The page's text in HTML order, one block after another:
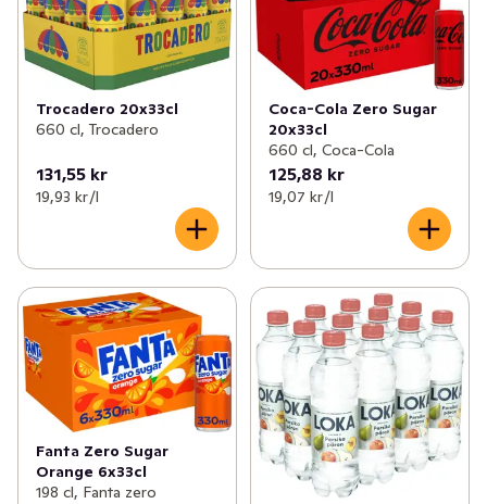
Trocadero 20x33cl
660 cl, Trocadero
131,55 kr
19,93 kr /l
Coca-Cola Zero Sugar
20x33cl
660 cl, Coca-Cola
125,88 kr
19,07 kr /l
Fanta Zero Sugar
Orange 6x33cl
198 cl, Fanta zero